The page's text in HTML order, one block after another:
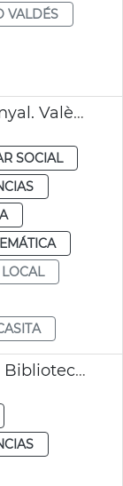
VALDÉS
La Casita. Centro cívico Cabanyal. València
SOCIAL
Concesión beca catalogación Biblioteca Histórica y Hemeroteca Municipal València